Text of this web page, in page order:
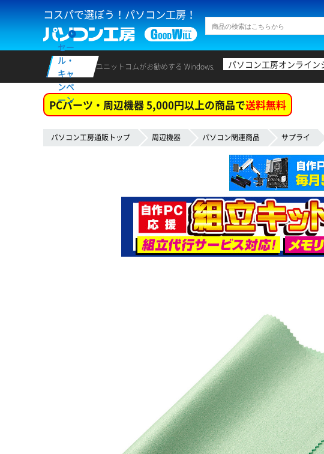
コスパで選ぼう！パソコン工房！
セー
ル・
キャ
ンペ
ーン
ユニットコムがお勧めする Windows. パソコン工房オンライ
PCパーツ・周辺機器 5,000円以上の商品で送料無料
パソコン工房通販トップ 周辺機器 パソコン関連商品 サプライ